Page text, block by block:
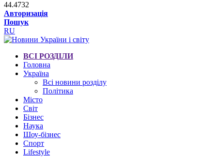
44.4732
Авторизація
Пошук
RU
ВСІ РОЗДІЛИ
Головна
Україна
Всі новини розділу
Політика
Місто
Світ
Бізнес
Наука
Шоу-бізнес
Спорт
Lifestyle